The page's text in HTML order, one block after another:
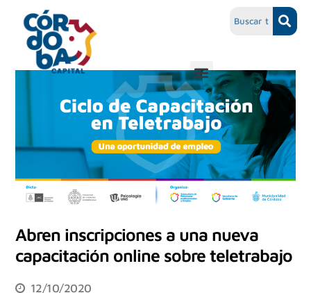
Abren inscripciones a una nueva
capacitación online sobre teletrabajo
12/10/2020